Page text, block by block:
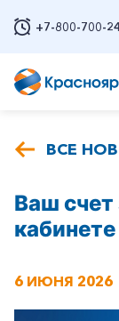
+7-800-700-
ВСЕ
Ваш
кабинете
6 ИЮНЯ 2026